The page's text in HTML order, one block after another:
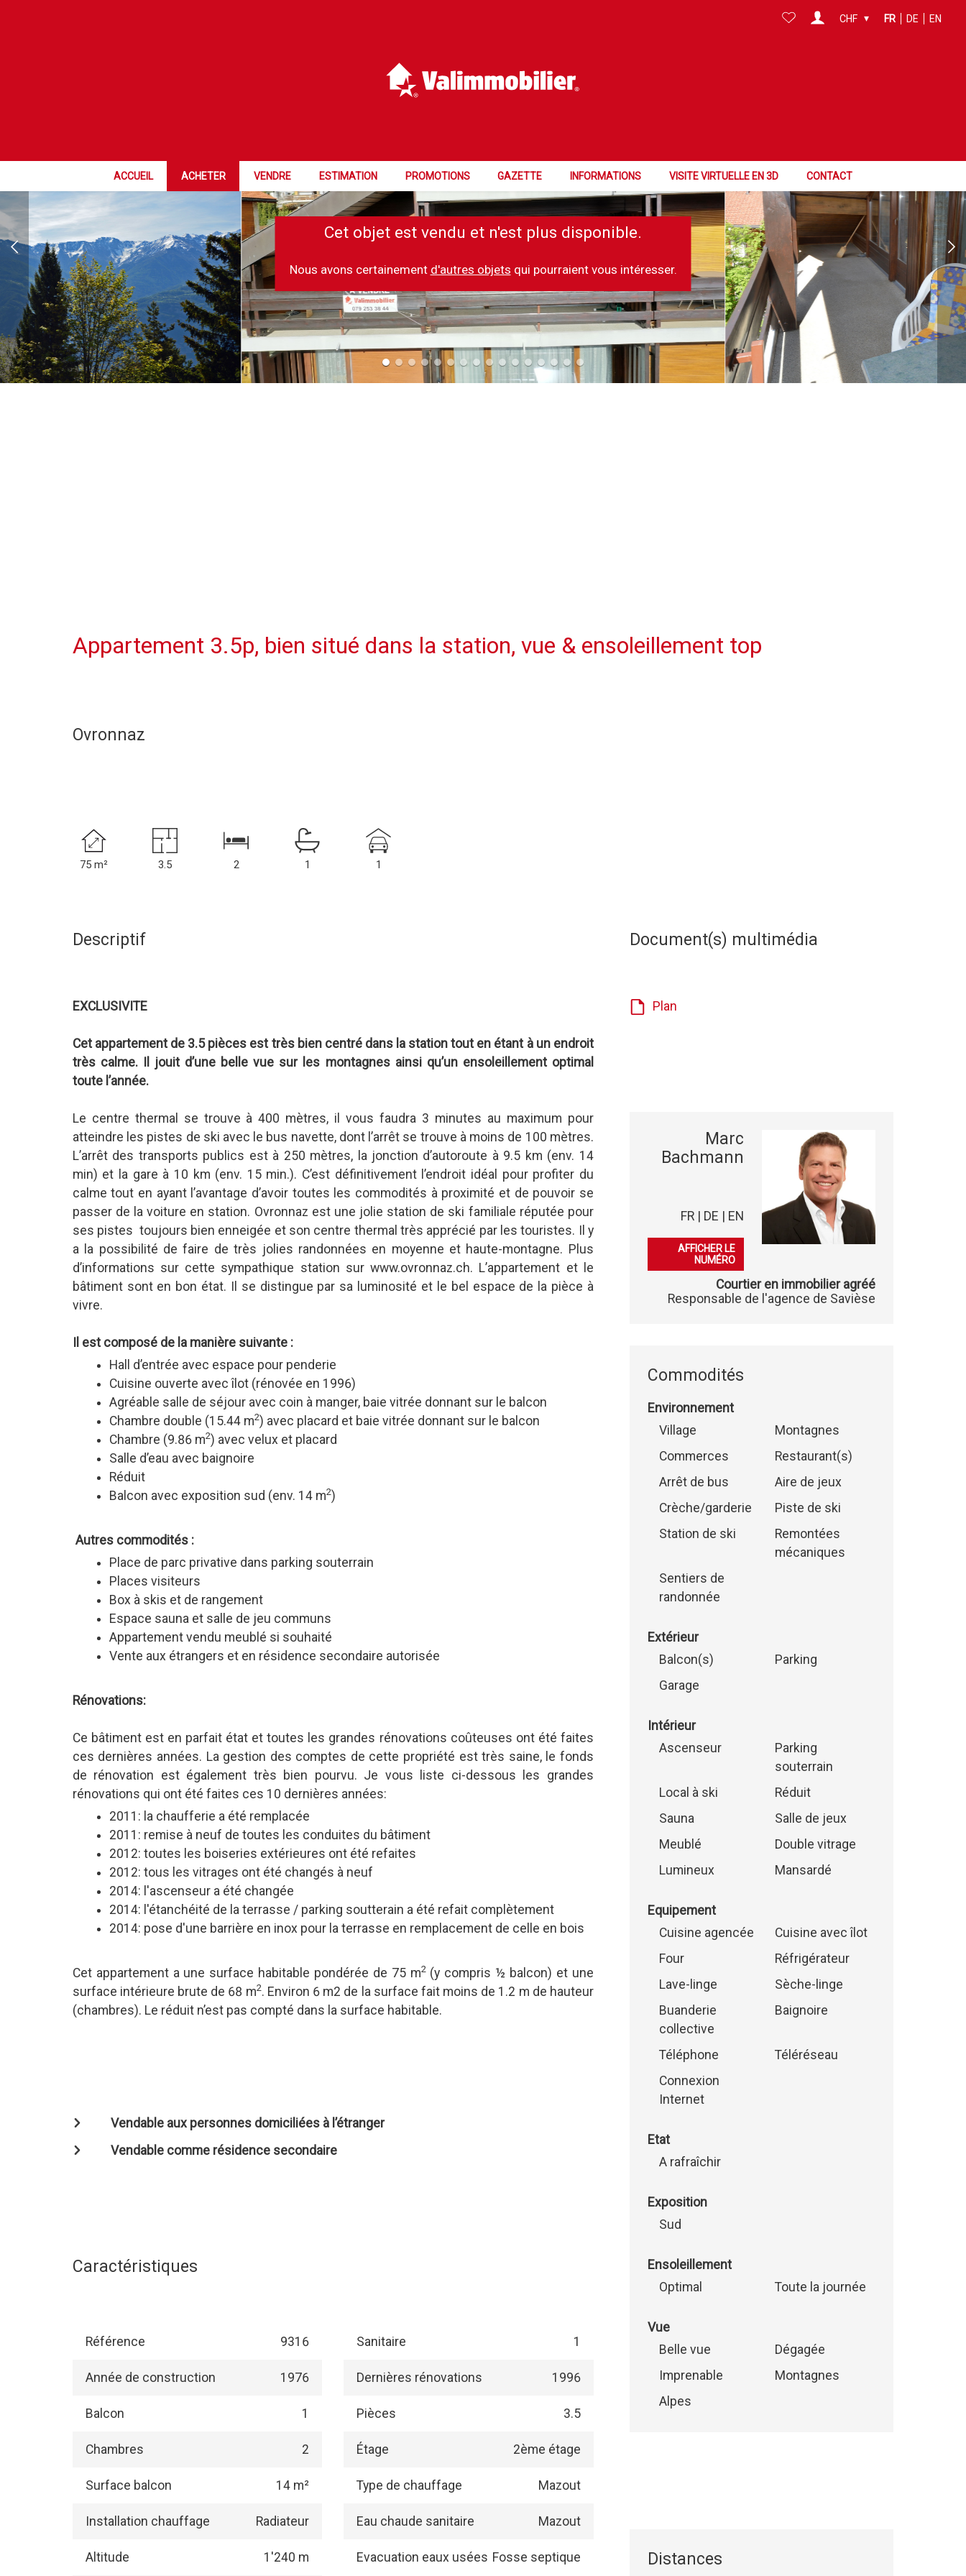
ACCUEIL ACHETER VENDRE ESTIMATION PROMOTIONS GAZETTE INFORMATIONS VISITE VIRTUELLE EN 3D CONTACT
CHF FR DE EN
Cet objet est vendu et n'est plus disponible.
Nous avons certainement d'autres objets qui pourraient vous intéresser.
Appartement 3.5p, bien situé dans la station, vue & ensoleillement top
Ovronnaz
75 m² 3.5 2 1 1
Descriptif
EXCLUSIVITE
Cet appartement de 3.5 pièces est très bien centré dans la station tout en étant à un endroit
très calme. Il jouit d’une belle vue sur les montagnes ainsi qu’un ensoleillement optimal
toute l’année.
Le centre thermal se trouve à 400 mètres, il vous faudra 3 minutes au maximum pour
atteindre les pistes de ski avec le bus navette, dont l’arrêt se trouve à moins de 100 mètres.
L’arrêt des transports publics est à 250 mètres, la jonction d’autoroute à 9.5 km (env. 14
min) et la gare à 10 km (env. 15 min.). C’est définitivement l’endroit idéal pour profiter du
calme tout en ayant l’avantage d’avoir toutes les commodités à proximité et de pouvoir se
passer de la voiture en station. Ovronnaz est une jolie station de ski familiale réputée pour
ses pistes toujours bien enneigée et son centre thermal très apprécié par les touristes. Il y
a la possibilité de faire de très jolies randonnées en moyenne et haute-montagne. Plus
d’informations sur cette sympathique station sur www.ovronnaz.ch. L’appartement et le
bâtiment sont en bon état. Il se distingue par sa luminosité et le bel espace de la pièce à
vivre.
Il est composé de la manière suivante :
Hall d’entrée avec espace pour penderie
Cuisine ouverte avec îlot (rénovée en 1996)
Agréable salle de séjour avec coin à manger, baie vitrée donnant sur le balcon
Chambre double (15.44 m2) avec placard et baie vitrée donnant sur le balcon
Chambre (9.86 m2) avec velux et placard
Salle d’eau avec baignoire
Réduit
Balcon avec exposition sud (env. 14 m2)
Autres commodités :
Place de parc privative dans parking souterrain
Places visiteurs
Box à skis et de rangement
Espace sauna et salle de jeu communs
Appartement vendu meublé si souhaité
Vente aux étrangers et en résidence secondaire autorisée
Rénovations:
Ce bâtiment est en parfait état et toutes les grandes rénovations coûteuses ont été faites
ces dernières années. La gestion des comptes de cette propriété est très saine, le fonds
de rénovation est également très bien pourvu. Je vous liste ci-dessous les grandes
rénovations qui ont été faites ces 10 dernières années:
2011: la chaufferie a été remplacée
2011: remise à neuf de toutes les conduites du bâtiment
2012: toutes les boiseries extérieures ont été refaites
2012: tous les vitrages ont été changés à neuf
2014: l'ascenseur a été changée
2014: l'étanchéité de la terrasse / parking soutterain a été refait complètement
2014: pose d'une barrière en inox pour la terrasse en remplacement de celle en bois
Cet appartement a une surface habitable pondérée de 75 m2(y compris ½ balcon) et une
surface intérieure brute de 68 m2. Environ 6 m2 de la surface fait moins de 1.2 m de hauteur
(chambres). Le réduit n’est pas compté dans la surface habitable.
Vendable aux personnes domiciliées à l’étranger
Vendable comme résidence secondaire
Caractéristiques
Référence 9316 Sanitaire 1
Année de construction 1976 Dernières rénovations 1996
Balcon 1 Pièces 3.5
Chambres 2 Étage 2ème étage
Surface balcon 14 m² Type de chauffage Mazout
Installation chauffage Radiateur Eau chaude sanitaire Mazout
Altitude 1'240 m Evacuation eaux usées Fosse septique
Document(s) multimédia
Plan
Marc
Bachmann
FR | DE | EN
079 253 38 44
AFFICHER LE
NUMÉRO
Courtier en immobilier agréé
Responsable de l'agence de Savièse
Commodités
Environnement
Village
Montagnes
Commerces
Restaurant(s)
Arrêt de bus
Aire de jeux
Crèche/garderie
Piste de ski
Station de ski
Remontées
mécaniques
Sentiers de
randonnée
Extérieur
Balcon(s)
Parking
Garage
Intérieur
Ascenseur
Parking
souterrain
Local à ski
Réduit
Sauna
Salle de jeux
Meublé
Double vitrage
Lumineux
Mansardé
Equipement
Cuisine agencée
Cuisine avec îlot
Four
Réfrigérateur
Lave-linge
Sèche-linge
Buanderie
collective
Baignoire
Téléphone
Téléréseau
Connexion
Internet
Etat
A rafraîchir
Exposition
Sud
Ensoleillement
Optimal
Toute la journée
Vue
Belle vue
Dégagée
Imprenable
Montagnes
Alpes
Distances